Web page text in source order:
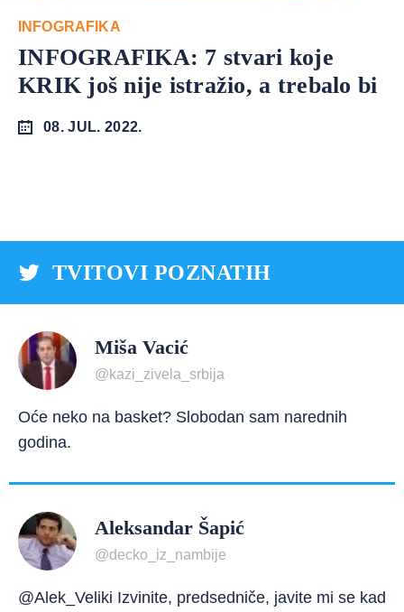
INFOGRAFIKA
INFOGRAFIKA: 7 stvari koje
KRIK još nije istražio, a trebalo bi
08. JUL. 2022.
TVITOVI POZNATIH
Miša Vacić
@kazi_zivela_srbija
Oće neko na basket? Slobodan sam narednih
godina.
Aleksandar Šapić
@decko_iz_nambije
@Alek_Veliki Izvinite, predsedniče, javite mi se kad